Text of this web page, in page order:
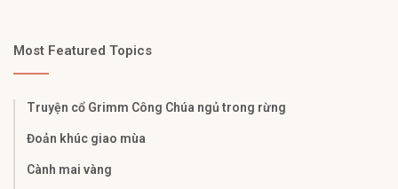
Most Featured Topics
Truyện cổ Grimm Công Chúa ngủ trong rừng
Đoản khúc giao mùa
Cành mai vàng